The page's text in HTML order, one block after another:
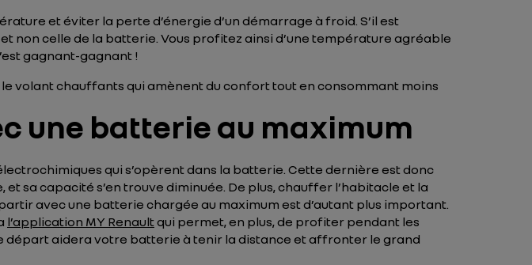
et éviter la perte d’énergie d’un démarrage à froid. S’il est
non celle de la batterie. Vous profitez ainsi d’une température agréable
gagnant-gagnant !
volant chauffants qui amènent du confort tout en consommant moins
une batterie au maximum
qui s’opèrent dans la batterie. Cette dernière est donc
sa capacité s’en trouve diminuée. De plus, chauffer l’habitacle et la
avec une batterie chargée au maximum est d’autant plus important.
l’application MY Renaultqui permet, en plus, de profiter pendant les
départ aidera votre batterie à tenir la distance et affronter le grand